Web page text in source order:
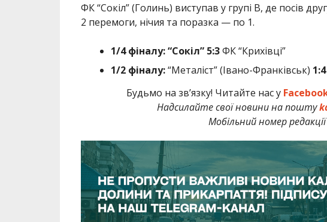
ФК “Сокіл” (Голинь) виступав у групі В, де посів
2 перемоги, нічия та поразка — по 1.
1/4 фіналу:“Сокіл” 5:3ФК “Крихівці”
1/2 фіналу:“Металіст” (Івано-Франківськ) 1:4
Будьмо на зв’язку! Читайте нас у
Надсилайте свої новини на пошту
Мобільний номер редакції